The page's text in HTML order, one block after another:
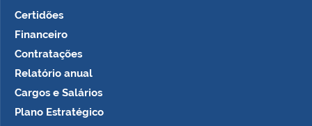
Certidões
Financeiro
Contratações
Relatório anual
Cargos e Salários
Plano Estratégico